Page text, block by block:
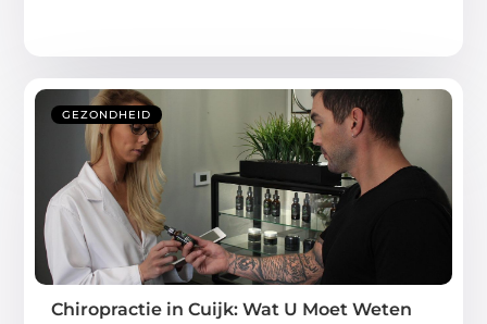
GEZONDHEID
Chiropractie in Cuijk: Wat U Moet Weten